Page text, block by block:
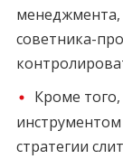
менеджмента,
советника-
Кроме
инструментом
стратегии